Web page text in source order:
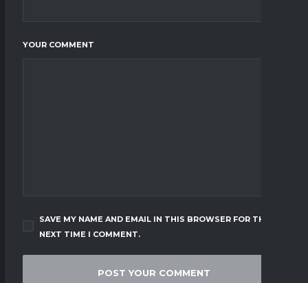
YOUR COMMENT
SAVE MY NAME AND EMAIL IN THIS BROWSER FOR THE
NEXT TIME I COMMENT.